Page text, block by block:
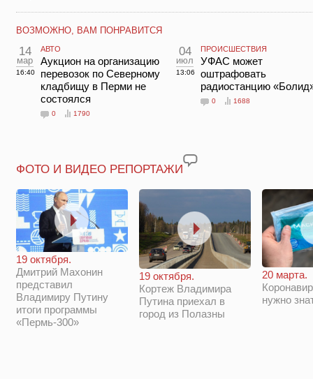
ВОЗМОЖНО, ВАМ ПОНРАВИТСЯ
14
мар
16:40
АВТО
Аукцион на организацию
перевозок по Северному
кладбищу в Перми не
состоялся
0 1790
04
июл
13:06
ПРОИСШЕСТВИЯ
УФАС может
оштрафовать
радиостанцию
0 1688
ФОТО И ВИДЕО РЕПОРТАЖИ
19 октября.
Дмитрий Махонин
представил
Владимиру Путину
итоги программы
«Пермь-300»
19 октября.
Кортеж Владимира
Путина приехал в
город из Полазны
20 марта.
нужно